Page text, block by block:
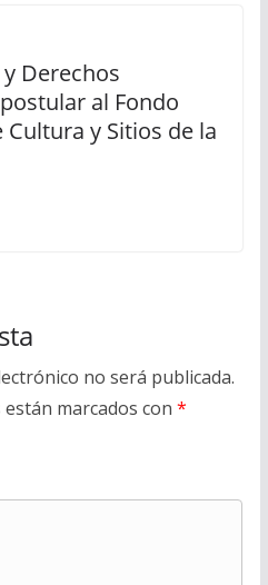
Derechos
al Fondo
y Sitios de la
no será publicada.
marcados con *